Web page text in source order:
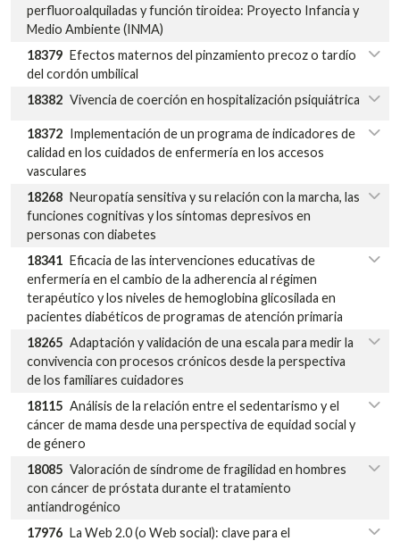
perfluoroalquiladas y función tiroidea: Proyecto Infancia y
Medio Ambiente (INMA)
18379 Efectos maternos del pinzamiento precoz o tardío
del cordón umbilical
18382 Vivencia de coerción en hospitalización psiquiátrica
18372 Implementación de un programa de indicadores de
calidad en los cuidados de enfermería en los accesos
vasculares
18268 Neuropatía sensitiva y su relación con la marcha, las
funciones cognitivas y los síntomas depresivos en
personas con diabetes
18341 Eficacia de las intervenciones educativas de
enfermería en el cambio de la adherencia al régimen
terapéutico y los niveles de hemoglobina glicosilada en
pacientes diabéticos de programas de atención primaria
18265 Adaptación y validación de una escala para medir la
convivencia con procesos crónicos desde la perspectiva
de los familiares cuidadores
18115 Análisis de la relación entre el sedentarismo y el
cáncer de mama desde una perspectiva de equidad social y
de género
18085 Valoración de síndrome de fragilidad en hombres
con cáncer de próstata durante el tratamiento
antiandrogénico
17976 La Web 2.0 (o Web social): clave para el